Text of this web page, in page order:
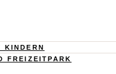
KINDERN
FREIZEITPARK